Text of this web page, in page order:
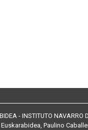
- INSTITUTO NAVARRO
Euskarabidea, Paulino